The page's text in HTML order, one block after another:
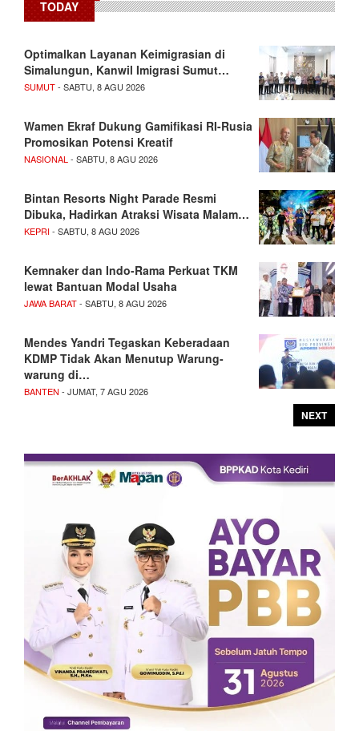
TODAY
Optimalkan Layanan Keimigrasian di
Simalungun, Kanwil Imigrasi Sumut…
SUMUT- SABTU, 8 AGU 2026
Wamen Ekraf Dukung Gamifikasi RI-Rusia
Promosikan Potensi Kreatif
NASIONAL- SABTU, 8 AGU 2026
Bintan Resorts Night Parade Resmi
Dibuka, Hadirkan Atraksi Wisata Malam…
KEPRI- SABTU, 8 AGU 2026
Kemnaker dan Indo-Rama Perkuat TKM
lewat Bantuan Modal Usaha
JAWA BARAT- SABTU, 8 AGU 2026
Mendes Yandri Tegaskan Keberadaan
KDMP Tidak Akan Menutup Warung-
warung di…
BANTEN - JUMAT, 7 AGU 2026
NEXT